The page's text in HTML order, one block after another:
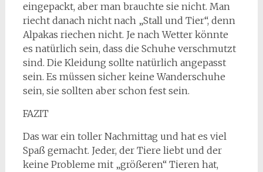
eingepackt, aber man brauchte sie nicht. Man
riecht danach nicht nach „Stall und Tier“, denn
Alpakas riechen nicht. Je nach Wetter könnte
es natürlich sein, dass die Schuhe verschmutzt
sind. Die Kleidung sollte natürlich angepasst
sein. Es müssen sicher keine Wanderschuhe
sein, sie sollten aber schon fest sein.
FAZIT
Das war ein toller Nachmittag und hat es viel
Spaß gemacht. Jeder, der Tiere liebt und der
keine Probleme mit „größeren“ Tieren hat,